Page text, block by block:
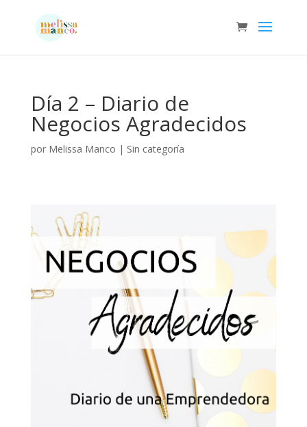
Día 2 – Diario de
Negocios Agradecidos
por Melissa Manco | Sin categoría